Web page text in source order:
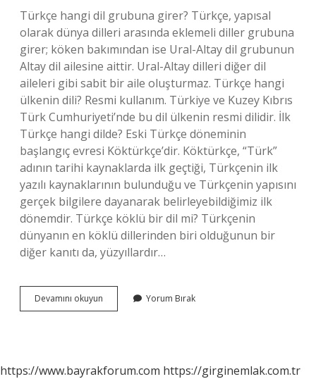
Türkçe hangi dil grubuna girer? Türkçe, yapısal
olarak dünya dilleri arasında eklemeli diller grubuna
girer; köken bakımından ise Ural-Altay dil grubunun
Altay dil ailesine aittir. Ural-Altay dilleri diğer dil
aileleri gibi sabit bir aile oluşturmaz. Türkçe hangi
ülkenin dili? Resmi kullanım. Türkiye ve Kuzey Kıbrıs
Türk Cumhuriyeti’nde bu dil ülkenin resmi dilidir. İlk
Türkçe hangi dilde? Eski Türkçe döneminin
başlangıç ​​evresi Köktürkçe’dir. Köktürkçe, “Türk”
adının tarihi kaynaklarda ilk geçtiği, Türkçenin ilk
yazılı kaynaklarının bulunduğu ve Türkçenin yapısını
gerçek bilgilere dayanarak belirleyebildiğimiz ilk
dönemdir. Türkçe köklü bir dil mi? Türkçenin
dünyanın en köklü dillerinden biri olduğunun bir
diğer kanıtı da, yüzyıllardır…
Devamını okuyun
Hangi
Yorum Bırak
https://www.bayrakforum.com https://girginemlak.com.tr